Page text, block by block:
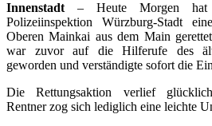
Innenstadt – Heute Morgen hat
Polizeiinspektion Würzburg-Stadt
Oberen Mainkai aus dem Main
war zuvor auf die Hilferufe des
geworden und verständigte sofort die
Die Rettungsaktion verlief
Rentner zog sich lediglich eine leichte